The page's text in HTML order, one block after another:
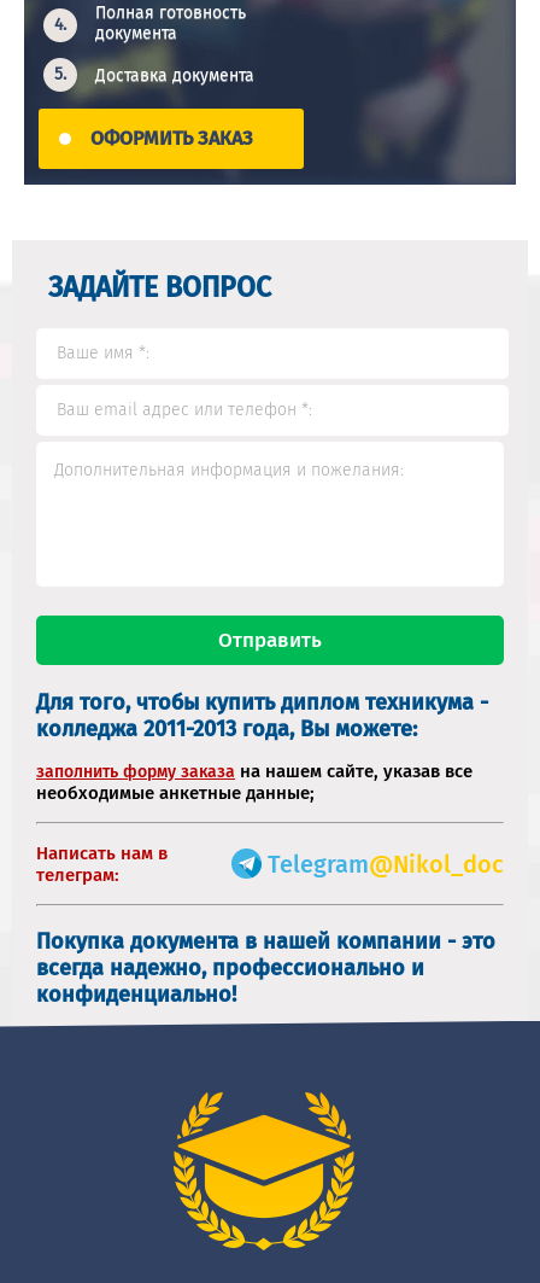
Полная готовность
документа
Доставка документа
ОФОРМИТЬ ЗАКАЗ
ЗАДАЙТЕ ВОПРОС
Для того, чтобы купить диплом техникума -
колледжа 2011-2013 года, Вы можете:
заполнить форму заказа на нашем сайте, указав все
необходимые анкетные данные;
Написать нам в
телеграм:
Telegram@Nikol_doc
Покупка документа в нашей компании - это
всегда надежно, профессионально и
конфиденциально!